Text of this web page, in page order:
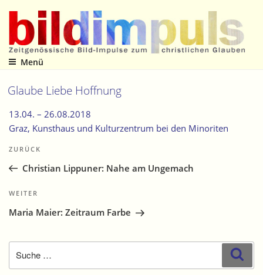
Inhalt
springen
Zeitgenössische Bild-Impulse zum christlichen Glauben
Menü
Glaube Liebe Hoffnung
13.04. – 26.08.2018
Graz, Kunsthaus und Kulturzentrum bei den Minoriten
Beitragsnavigation
Vorheriger
Beitrag
ZURÜCK
Christian Lippuner: Nahe am Ungemach
Nächster
Beitrag
WEITER
Maria Maier: Zeitraum Farbe
nach: